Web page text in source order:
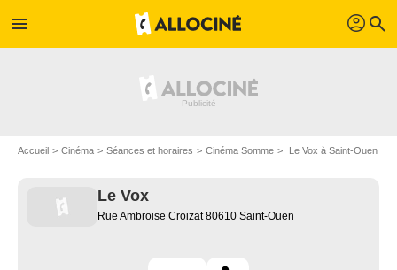
menu profil search
Accueil Cinéma Séances et horaires Cinéma Somme Le Vox à Saint-Ouen
Le Vox
Rue Ambroise Croizat 80610 Saint-Ouen